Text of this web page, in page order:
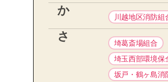
か
川越地区消防組
さ
埼葛斎場組合
埼玉西部環境保
坂戸・鶴ヶ島消